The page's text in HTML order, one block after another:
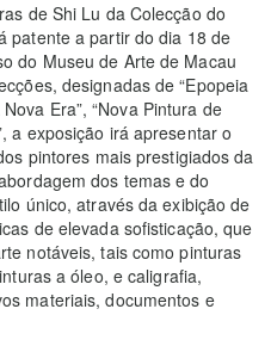
de Shi Lu da Colecção do
patente a partir do dia 18 de
do Museu de Arte de Macau
designadas de “Epopeia
Era”, “Nova Pintura de
a exposição irá apresentar o
pintores mais prestigiados da
dos temas e do
único, através da exibição de
de elevada sofisticação, que
notáveis, tais como pinturas
a óleo, e caligrafia,
materiais, documentos e